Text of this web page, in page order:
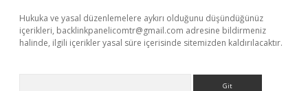
Hukuka ve yasal düzenlemelere aykırı olduğunu düşündüğünüz
içerikleri, backlinkpanelicomtr@gmail.com adresine bildirmeniz
halinde, ilgili içerikler yasal süre içerisinde sitemizden kaldırılacaktır.